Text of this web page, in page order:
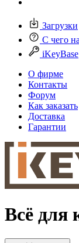
Загрузки
С чего
iKeyBase
О фирме
Контакты
Форум
Как заказать
Доставка
Гарантии
Всё для